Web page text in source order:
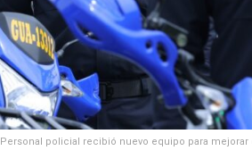
Personal policial recibió nuevo equipo para